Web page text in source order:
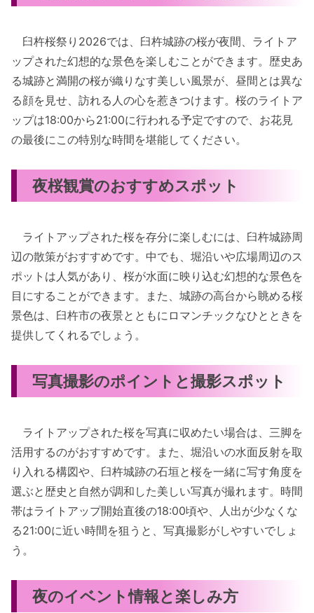
臼杵桜祭り2026では、臼杵城跡の桜が夜間、ライトア
ップされた幻想的な景色を楽しむことができます。歴史あ
る城跡と満開の桜が織りなす美しい風景が、昼間とは異な
る顔を見せ、訪れる人の心を惹きつけます。桜のライトア
ップは18:00から21:00に行われる予定ですので、お花見
の最後にこの特別な時間を堪能してください。
夜桜観賞のおすすめスポット
ライトアップされた桜を存分に楽しむには、臼杵城跡周
辺の散策がおすすめです。中でも、堀沿いや広場周辺のス
ポットは人気があり、桜が水面に映り込む幻想的な景色を
目にすることができます。また、城跡の高台から眺める桜
景色は、臼杵市の夜景とともにロマンチックなひとときを
提供してくれるでしょう。
写真撮影のポイントと撮影スポット
ライトアップされた桜を写真に収めたい場合は、三脚を
活用するのがおすすめです。また、堀沿いの水面反射を取
り入れる構図や、臼杵城跡の石垣と桜を一緒に写す角度を
選ぶと歴史と自然が調和した美しい写真が撮れます。時間
帯はライトアップ開始直後の18:00頃や、人出が少なくな
る21:00に近い時間を狙うと、写真撮影がしやすいでしょ
う。
夜のイベント情報と楽しみ方